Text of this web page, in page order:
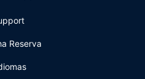
Reserva